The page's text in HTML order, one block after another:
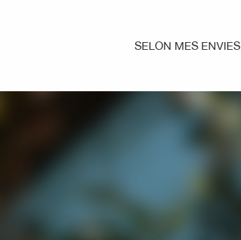
SELON MES ENVIES